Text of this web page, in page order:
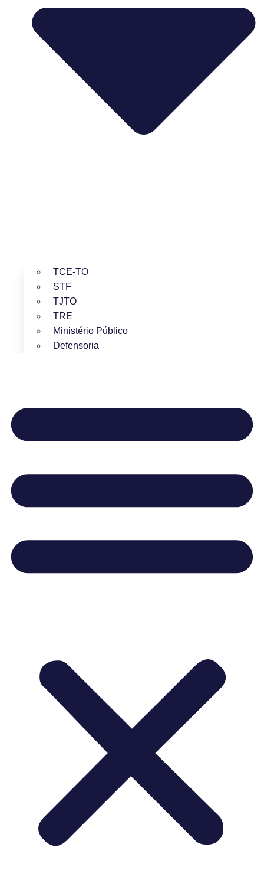
TCE-TO
STF
TJTO
TRE
Ministério Público
Defensoria